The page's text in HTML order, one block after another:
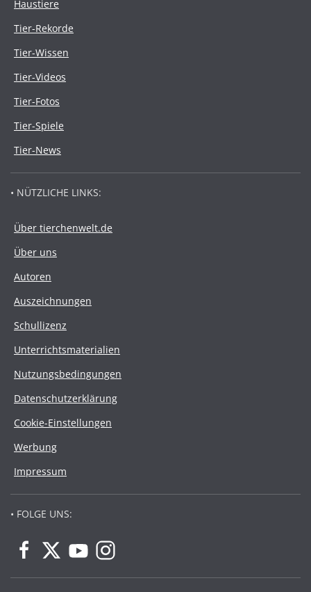
Haustiere
Tier-Rekorde
Tier-Wissen
Tier-Videos
Tier-Fotos
Tier-Spiele
Tier-News
• NÜTZLICHE LINKS:
Über tierchenwelt.de
Über uns
Autoren
Auszeichnungen
Schullizenz
Unterrichtsmaterialien
Nutzungsbedingungen
Datenschutzerklärung
Cookie-Einstellungen
Werbung
Impressum
• FOLGE UNS: